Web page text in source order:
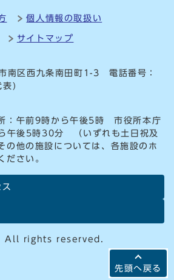
先頭へ戻る
個人情報の取扱い
サイトマップ
区西九条南田町1-3 電話番号：
表)
：午前9時から午後5時 市役所本庁
午後5時30分 （いずれも土日祝及
の他の施設については、各施設のホ
ださい。
All rights reserved.